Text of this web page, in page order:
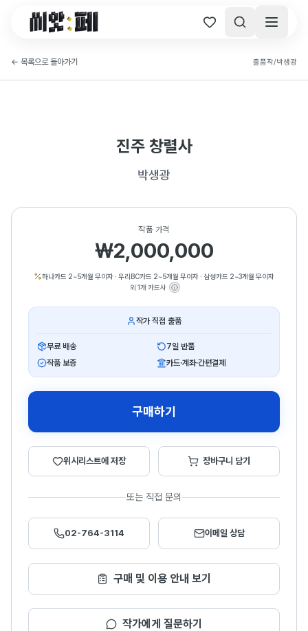
씨앗페 온라인 홈
← 목록으로 돌아가기 출품작/박생광
진주 창렬사
박생광
작품 가격
₩2,000,000
하나카드 2~5개월 무이자· 우리BC카드 2~5개월 무이자· 삼성카드 2~3개월 무이자
외 1개 카드사
작가 직접 출품
무료 배송
7일 반품
작품 보증
카드·계좌·간편결제
구매하기
위시리스트에 저장 장바구니 담기
또는 직접 문의
02-764-3114 이메일 상담
구매 및 이용 안내 보기
작가에게 질문하기